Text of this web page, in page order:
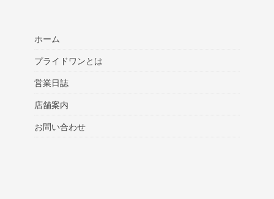
ホーム
プライドワンとは
営業日誌
店舗案内
お問い合わせ